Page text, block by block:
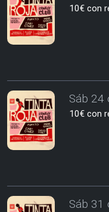
10€ con
Sáb 24
10€ con
Sáb 31